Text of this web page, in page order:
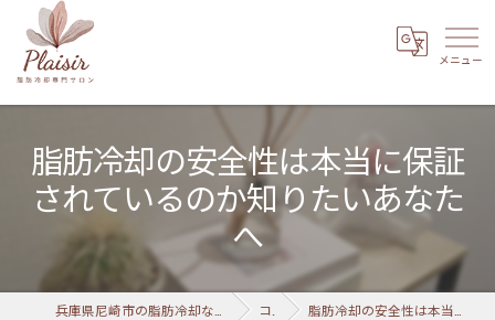
脂肪冷却の安全性は本当に保証
されているのか知りたいあなた
へ
コラム 脂肪冷却の安全性は本当に保証されているのか知りたいあなたへ